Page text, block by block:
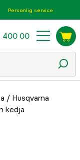
Personlig service
400 00
/ Husqvarna
kedja